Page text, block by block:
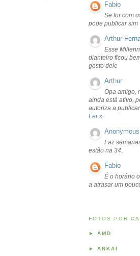
Fabio
Se for com
pode publicar sim
Arthur
Esse
dianteiro ficou
gosto dele
Arthur
Opa amigo,
ainda está ativo,
autoriza a
Ler »
Anonymous
Faz
estão na 34.
Fabio
É o horário
a atrasar um
FOTOS POR
► AMD
► ANKAI